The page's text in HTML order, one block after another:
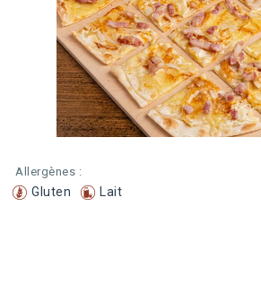
Allergènes :
Gluten Lait